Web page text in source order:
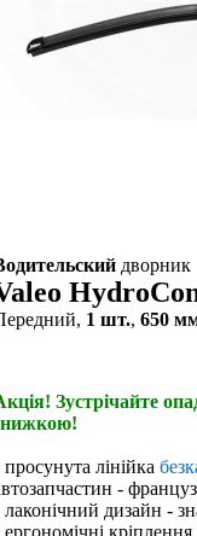
дворник
1 шт., 650
Зустрічайте
просунута лінійка
-
лаконічний дизайн -
ергономічні